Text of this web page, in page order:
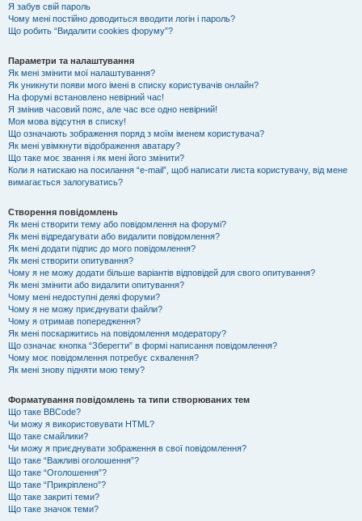
Я забув свій пароль
Чому мені постійно доводиться вводити логін і пароль?
Що робить “Видалити cookies форуму”?
Параметри та налаштування
Як мені змінити мої налаштування?
Як уникнути появи мого імені в списку користувачів онлайн?
На форумі встановлено невірний час!
Я змінив часовий пояс, але час все одно невірний!
Моя мова відсутня в списку!
Що означають зображення поряд з моїм іменем користувача?
Як мені увімкнути відображення аватару?
Що таке моє звання і як мені його змінити?
Коли я натискаю на посилання “e-mail”, щоб написати листа користувачу, від мене
вимагається залогуватись?
Створення повідомлень
Як мені створити тему або повідомлення на форумі?
Як мені відредагувати або видалити повідомлення?
Як мені додати підпис до мого повідомлення?
Як мені створити опитування?
Чому я не можу додати більше варіантів відповідей для свого опитування?
Як мені змінити або видалити опитування?
Чому мені недоступні деякі форуми?
Чому я не можу приєднувати файли?
Чому я отримав попередження?
Як мені поскаржитись на повідомлення модератору?
Що означає кнопка “Зберегти” в формі написання повідомлення?
Чому моє повідомлення потребує схвалення?
Як мені знову підняти мою тему?
Форматування повідомлень та типи створюваних тем
Що таке BBCode?
Чи можу я використовувати HTML?
Що таке смайлики?
Чи можу я приєднувати зображення в свої повідомлення?
Що таке “Важливі оголошення”?
Що таке “Оголошення”?
Що таке “Прикріплено”?
Що таке закриті теми?
Що таке значок теми?